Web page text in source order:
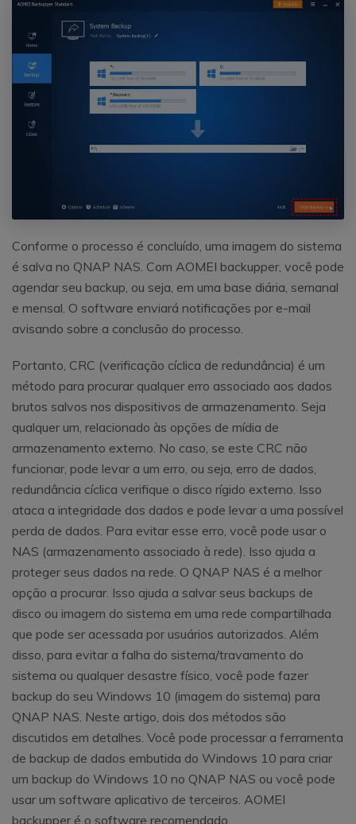
Conforme o processo é concluído, uma imagem do sistema
é salva no QNAP NAS. Com AOMEI backupper, você pode
agendar seu backup, ou seja, em uma base diária, semanal
e mensal. O software enviará notificações por e-mail
avisando sobre a conclusão do processo.
Portanto, CRC (verificação cíclica de redundância) é um
método para procurar qualquer erro associado aos dados
brutos salvos nos dispositivos de armazenamento. Seja
qualquer um, relacionado às opções de mídia de
armazenamento externo. No caso, se este CRC não
funcionar, pode levar a um erro, ou seja, erro de dados,
redundância cíclica verifique o disco rígido externo. Isso
ataca a integridade dos dados e pode levar a uma possível
perda de dados. Para evitar esse erro, você pode usar o
NAS (armazenamento associado à rede). Isso ajuda a
proteger seus dados na rede. O QNAP NAS é a melhor
opção a procurar. Isso ajuda a salvar seus backups de
disco ou imagem do sistema em uma rede compartilhada
que pode ser acessada por usuários autorizados. Além
disso, para evitar a falha do sistema/travamento do
sistema ou qualquer desastre físico, você pode fazer
backup do seu Windows 10 (imagem do sistema) para
QNAP NAS. Neste artigo, dois dos métodos são
discutidos em detalhes. Você pode processar a ferramenta
de backup de dados embutida do Windows 10 para criar
um backup do Windows 10 no QNAP NAS ou você pode
usar um software aplicativo de terceiros. AOMEI
backupper é o software recomendado.